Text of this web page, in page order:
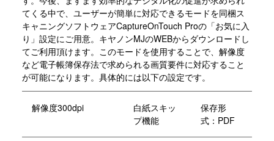
てくる中で、ユーザーが簡単に対応できるモードを同梱ス
キャニングソフトウェアCaptureOnTouch Proの「お気に入
り」設定にご用意。キヤノンMJのWEBからダウンロードし
てご利用頂けます。このモードを使用することで、解像度
など電子帳簿保存法で求められる画質要件に対応すること
が可能になります。具体的には以下の設定です。
解像度300dpi
白紙スキッ
プ機能
保存形
式：PDF